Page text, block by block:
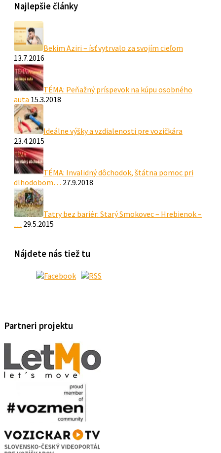
Najlepšie články
Bekim Aziri – ísť vytrvalo za svojím cieľom
13.7.2016
TÉMA: Peňažný príspevok na kúpu osobného
auta 15.3.2018
Ideálne výšky a vzdialenosti pre vozičkára
23.4.2015
TÉMA: Invalidný dôchodok, štátna pomoc pri
dlhodobom… 27.9.2018
Tatry bez bariér: Starý Smokovec – Hrebienok –
… 29.5.2015
Nájdete nás tiež tu
Partneri projektu